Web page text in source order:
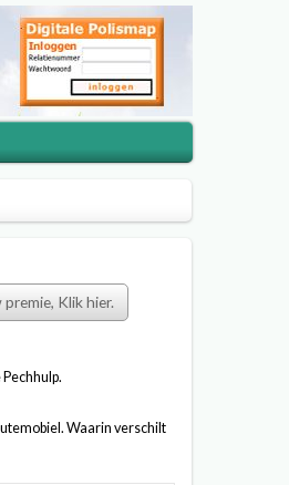
Klik hier.
Waarin verschilt